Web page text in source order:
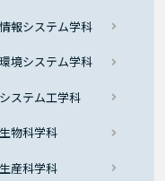
報システム学科
境システム学科
ステム工学科
物科学科
産科学科